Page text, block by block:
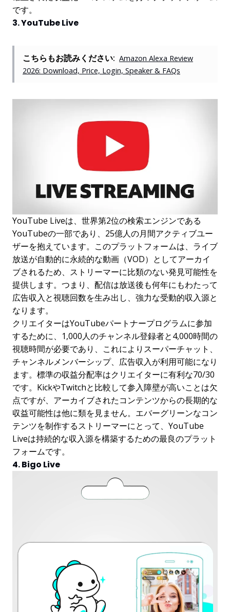
です。
3. YouTube Live
こちらもお読みください: Amazon Alexa Review
2026: Download, Price, Login, Speaker & FAQs
YouTube Liveは、世界第2位の検索エンジンである
YouTubeの一部であり、25億人の月間アクティブユー
ザーを抱えています。このプラットフォームは、ライブ
放送が自動的に永続的な動画（VOD）としてアーカイ
ブされるため、ストリーマーに比類のない発見可能性を
提供します。つまり、配信は放送後も何年にもわたって
広告収入と視聴回数を生み出し、強力な受動的収入源と
なります。
クリエイターはYouTubeパートナープログラムに参加
するために、1,000人のチャンネル登録者と4,000時間の
視聴時間が必要であり、これによりスーパーチャット、
チャンネルメンバーシップ、広告収入が利用可能になり
ます。標準の収益分配率はクリエイターに有利な70/30
です。KickやTwitchと比較して参入障壁が高いことは欠
点ですが、アーカイブされたコンテンツからの長期的な
収益可能性は他に類を見ません。エバーグリーンなコン
テンツを制作するストリーマーにとって、YouTube
Liveは持続的な収入源を構築するための最良のプラット
フォームです。
4. Bigo Live